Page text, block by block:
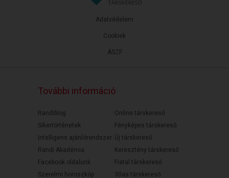
ÁSZF
Adatvédelem
Cookiek
További információ
Randiblog
Sikertörténetek
Intelligens ajánlórendszer
Randi Akadémia
Facebook oldalunk
Szerelmi horoszkóp
Online társkereső
Fényképes társkereső
Új társkereső
Keresztény társkereső
Fiatal társkereső
30as társkereső